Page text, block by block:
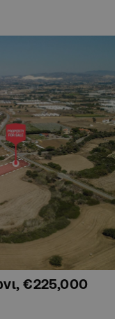
€225,000